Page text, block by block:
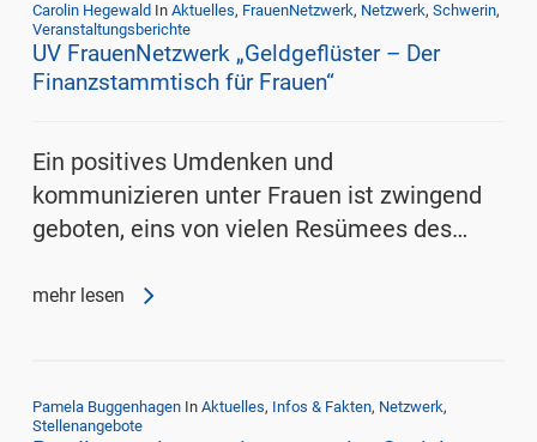
Carolin Hegewald In Aktuelles, FrauenNetzwerk, Netzwerk, Schwerin,
Veranstaltungsberichte
UV FrauenNetzwerk „Geldgeflüster – Der
Finanzstammtisch für Frauen“
Ein positives Umdenken und
kommunizieren unter Frauen ist zwingend
geboten, eins von vielen Resümees des…
mehr lesen
Pamela Buggenhagen In Aktuelles, Infos & Fakten, Netzwerk,
Stellenangebote